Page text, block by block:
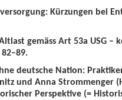
Kürzungen bei
gemäss Art 53a USG
deutsche Nation:
und Anna
Perspektive (=